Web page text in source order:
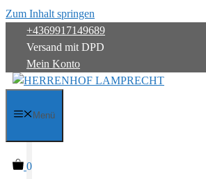
Zum Inhalt springen
+4369917149689
Versand mit DPD
Mein Konto
Menü
0